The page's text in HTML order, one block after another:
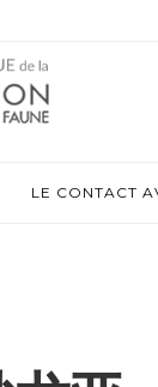
LE CONTACT